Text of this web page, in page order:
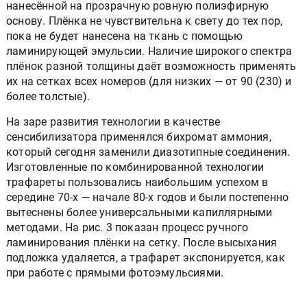
нанесённой на прозрачную ровную полиэфирную
основу. Плёнка не чувствительна к свету до тех пор,
пока не будет нанесена на ткань с помощью
ламинирующей эмульсии. Наличие широкого спектра
плёнок разной толщины даёт возможность применять
их на сетках всех номеров (для низких — от 90 (230) и
более толстые).
На заре развития технологии в качестве
сенсибилизатора применялся бихромат аммония,
который сегодня заменили диазотипные соединения.
Изготовленные по комбинированной технологии
трафареты пользовались наибольшим успехом в
середине 70-х — начале 80-х годов и были постепенно
вытеснены более универсальными капиллярными
методами. На рис. 3 показан процесс ручного
ламинирования плёнки на сетку. После высыхания
подложка удаляется, а трафарет экспонируется, как
при работе с прямыми фотоэмульсиями.